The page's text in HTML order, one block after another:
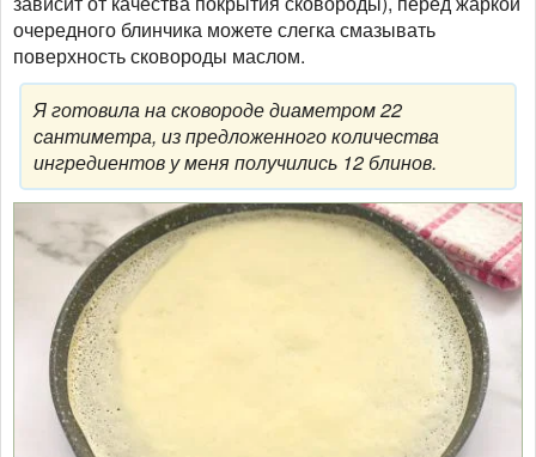
очередного блинчика можете слегка смазывать
поверхность сковороды маслом.
Я готовила на сковороде диаметром 22
сантиметра, из предложенного количества
ингредиентов у меня получились 12 блинов.